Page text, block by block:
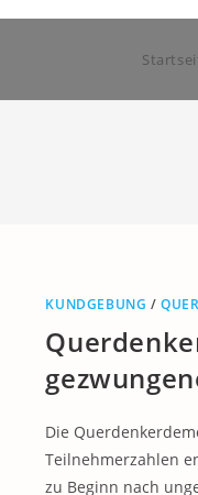
KUNDGEBUNG /
Die
Teilnehmerzahlen
zu Beginn nach